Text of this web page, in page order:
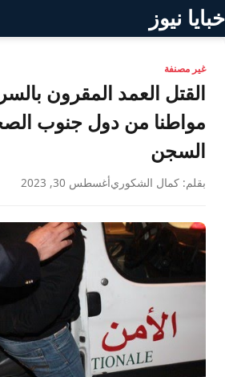
خبايا نيوز
غير مصنفة
القتل العمد المقرون
مواطنا من دول جنوب
السجن
بقلم: كمال الشكوريأغسطس 30, 2023